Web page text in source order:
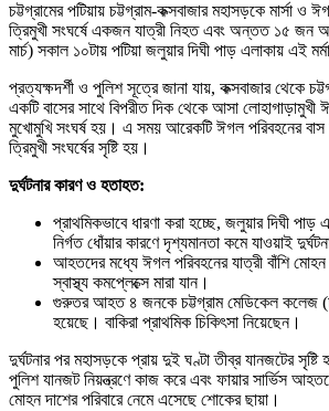
চট্টগ্রামের পটিয়ায় চট্টগ্রাম-কক্সবাজার মহাসড়কে মার্সা ও
ত্রিমুখী সংঘর্ষে একজন যাত্রী নিহত এবং অন্তত ১৫ জন
মার্চ) সকাল ১০টায় পটিয়া জলুয়ার দিঘী পাড় এলাকায় এই
প্রত্যক্ষদর্শী ও পুলিশ সূত্রে জানা যায়, কক্সবাজার থেকে
একটি বাসের সাথে বিপরীত দিক থেকে আসা লোহাগাড়ামুখী
মুখোমুখি সংঘর্ষ হয়। এ সময় আরেকটি ঈগল পরিবহনের বাস
ত্রিমুখী সংঘর্ষের সৃষ্টি হয়।
দুর্ঘটনার কারণ ও হতাহত:
প্রাথমিকভাবে ধারণা করা হচ্ছে, জলুয়ার দিঘী
নির্গত ধোঁয়ার কারণে দৃশ্যমানতা কমে যাওয়াই
আহতদের মধ্যে ঈগল পরিবহনের যাত্রী বাঁশি
স্বাস্থ্য কমপ্লেক্সে মারা যান।
গুরুতর আহত ৪ জনকে চট্টগ্রাম মেডিকেল কলেজ
হয়েছে। বাকিরা প্রাথমিক চিকিৎসা নিয়েছেন।
দুর্ঘটনার পর মহাসড়কে প্রায় দুই ঘণ্টা তীব্র যানজটের
পুলিশ যানজট নিয়ন্ত্রণে কাজ করে এবং ফায়ার সার্ভিস
মোহন দাশের পরিবারে নেমে এসেছে শোকের ছায়া।